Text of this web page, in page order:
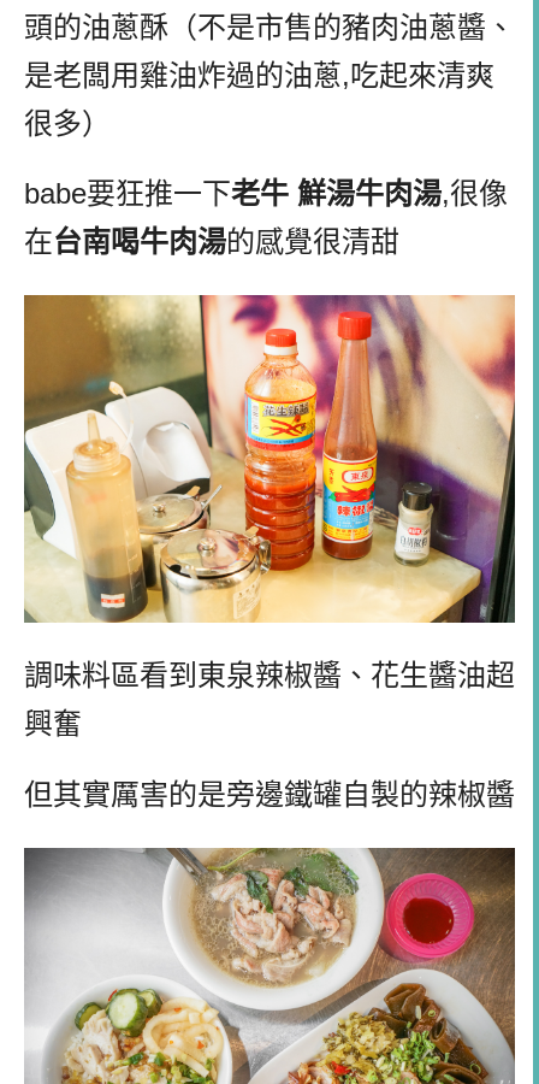
頭的油蔥酥（不是市售的豬肉油蔥醬、
是老闆用雞油炸過的油蔥,吃起來清爽
很多）
babe要狂推一下老牛 鮮湯牛肉湯,很像
在台南喝牛肉湯的感覺很清甜
調味料區看到東泉辣椒醬、花生醬油超
興奮
但其實厲害的是旁邊鐵罐自製的辣椒醬